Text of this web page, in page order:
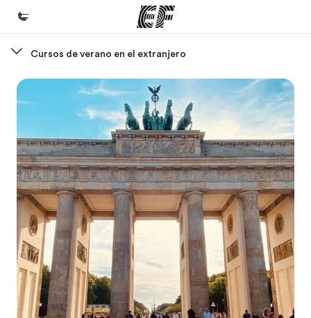
Bienvenido a EF
Ver todo lo que hacemos
Oficinas
Encuentra una oficina
Sobre nosotros
Quiénes somos
Trabajos
Únete al equipo
Cursos de verano en el extranjero